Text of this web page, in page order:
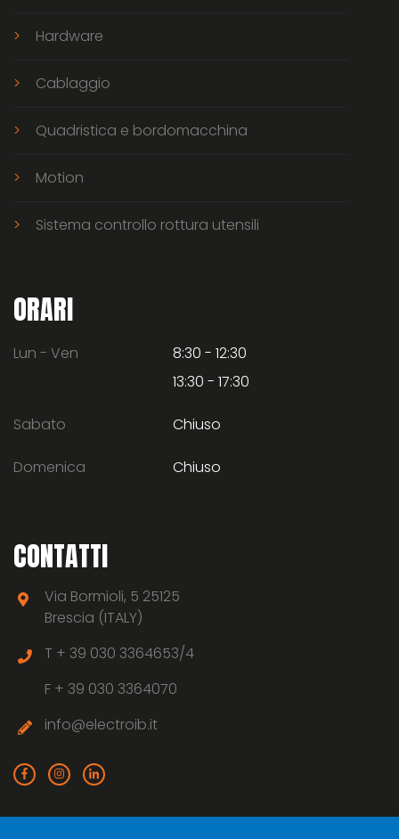
Hardware
Cablaggio
Quadristica e bordomacchina
Motion
Sistema controllo rottura utensili
ORARI
Lun - Ven
8:30 - 12:30
13:30 - 17:30
Sabato Chiuso
Domenica Chiuso
CONTATTI
Via Bormioli, 5 25125
Brescia (ITALY)
T + 39 030 3364653/4
F + 39 030 3364070
info@electroib.it